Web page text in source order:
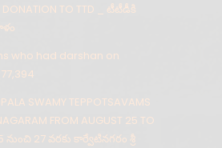
DONATION TO TTD _ టీటీడీకి
who had darshan on
SWAMY TEPPOTSAVAMS
FROM AUGUST 25 TO
నుంచి 27 వరకు కార్వేటినగరం శ్రీ